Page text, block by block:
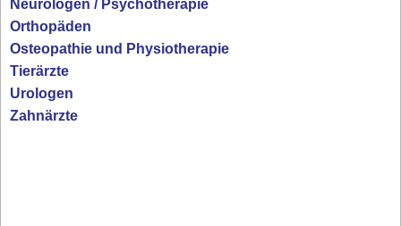
Orthopäden
Osteopathie und Physiotherapie
Tierärzte
Urologen
Zahnärzte